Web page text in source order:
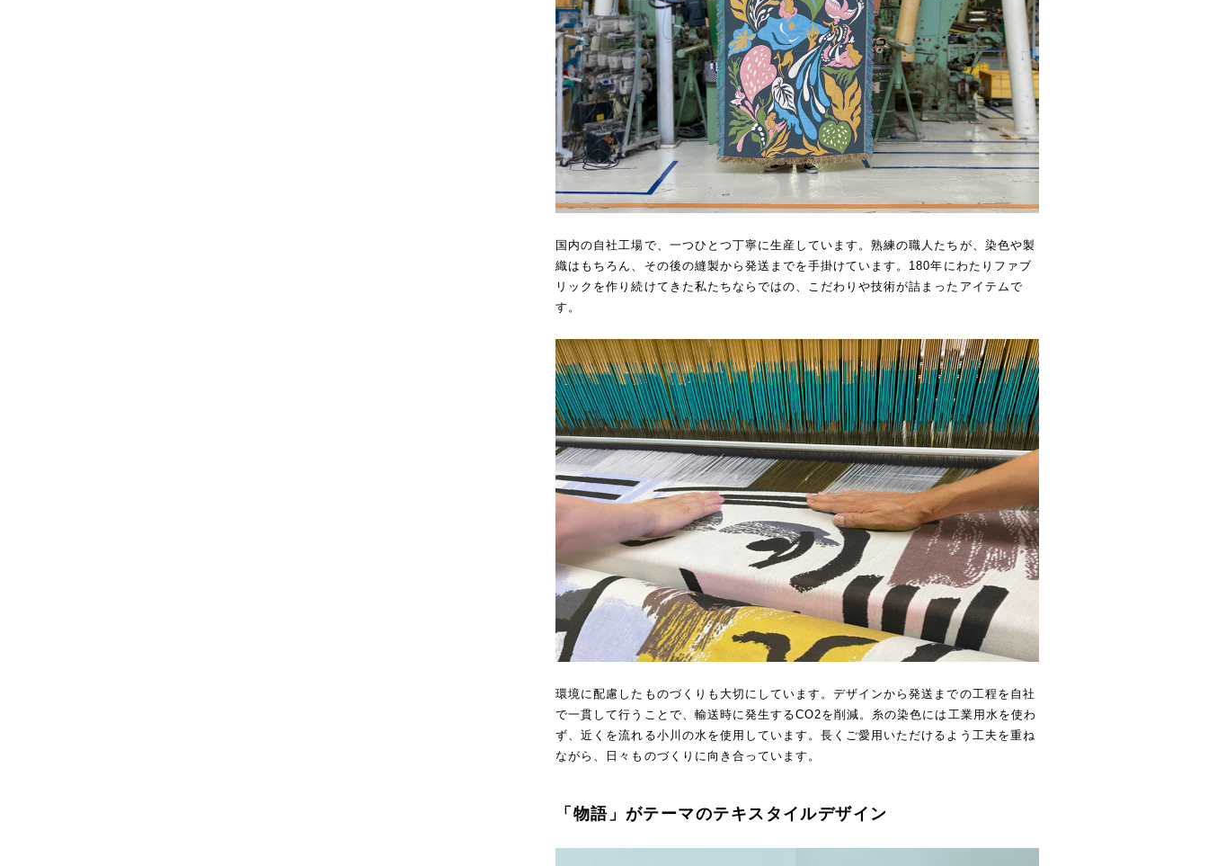
国内の自社工場で、一つひとつ丁寧に生産しています。熟練の職人たちが、染色や製
織はもちろん、その後の縫製から発送までを手掛けています。180年にわたりファブ
リックを作り続けてきた私たちならではの、こだわりや技術が詰まったアイテムで
す。
環境に配慮したものづくりも大切にしています。デザインから発送までの工程を自社
で一貫して行うことで、輸送時に発生するCO2を削減。糸の染色には工業用水を使わ
ず、近くを流れる小川の水を使用しています。長くご愛用いただけるよう工夫を重ね
ながら、日々ものづくりに向き合っています。
「物語」がテーマのテキスタイルデザイン